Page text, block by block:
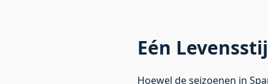
Eén
Hoewel de seizoenen in